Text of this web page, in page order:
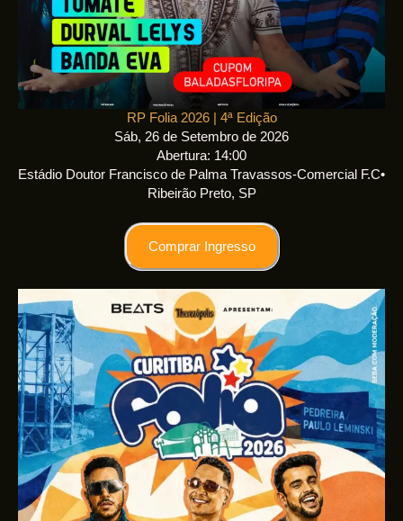
RP Folia 2026 | 4ª Edição
Sáb, 26 de Setembro de 2026
Abertura: 14:00
Estádio Doutor Francisco de Palma Travassos-Comercial F.C•
Ribeirão Preto, SP
Comprar Ingresso